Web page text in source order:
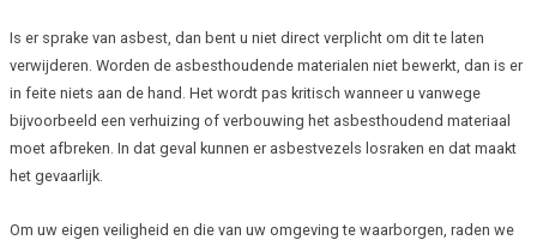
Is er sprake van asbest, dan bent u niet direct verplicht om dit te laten
verwijderen. Worden de asbesthoudende materialen niet bewerkt, dan is er
in feite niets aan de hand. Het wordt pas kritisch wanneer u vanwege
bijvoorbeeld een verhuizing of verbouwing het asbesthoudend materiaal
moet afbreken. In dat geval kunnen er asbestvezels losraken en dat maakt
het gevaarlijk.
Om uw eigen veiligheid en die van uw omgeving te waarborgen, raden we